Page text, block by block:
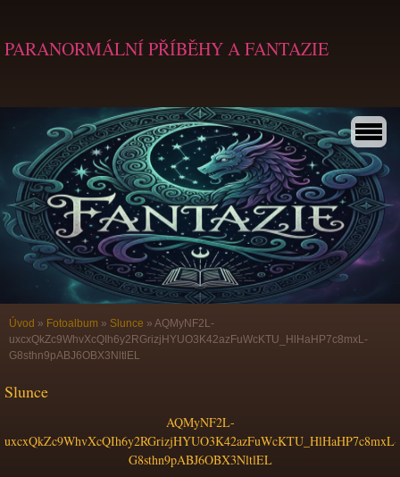
PARANORMÁLNÍ PŘÍBĚHY A FANTAZIE
Úvod » Fotoalbum » Slunce » AQMyNF2L-
uxcxQkZc9WhvXcQIh6y2RGrizjHYUO3K42azFuWcKTU_HlHaHP7c8mxL-
G8sthn9pABJ6OBX3NltlEL
Slunce
AQMyNF2L-
uxcxQkZc9WhvXcQIh6y2RGrizjHYUO3K42azFuWcKTU_HlHaHP7c8mxL-
G8sthn9pABJ6OBX3NltlEL